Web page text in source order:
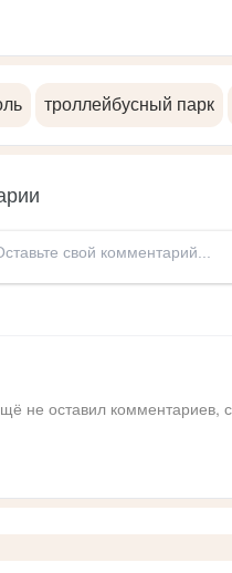
троллейбусный парк
не оставил комментариев,